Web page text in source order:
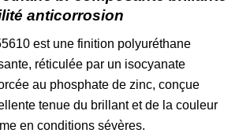
anticorrosion
est une finition polyuréthane
réticulée par un isocyanate
au phosphate de zinc, conçue
tenue du brillant et de la couleur
en conditions sévères.